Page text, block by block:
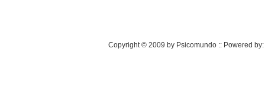
Copyright © 2009 by Psicomundo :: Powered by: